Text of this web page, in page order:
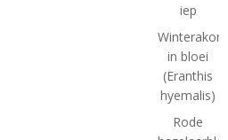
iep
in bloei
(Eranthis
hyemalis)
Rode